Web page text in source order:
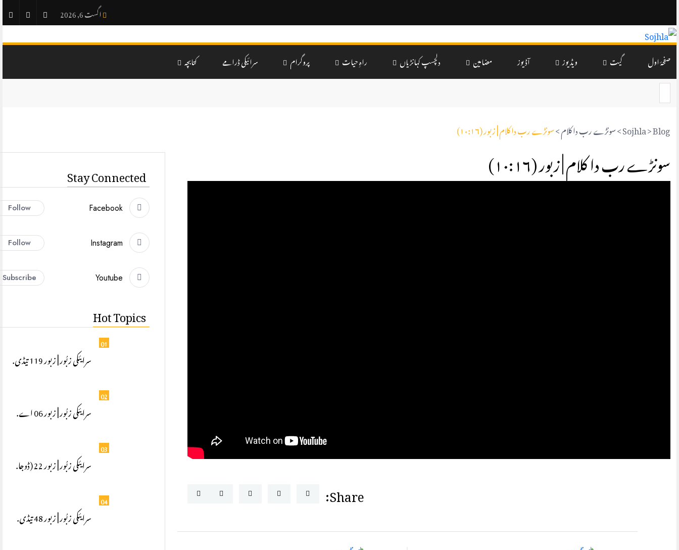
اگست 6, 2026
صفحۂ اول گیت ویڈیوز آڈیوز مضامین دلچسپ کہانڑیاں راہِ حیات پروگرام سرائیکی ڈرامے کتابچہ
Sojhla>Blog
>سونڑے رب دا کلام>سونڑے رب دا کلام | زبور (۱۰:۱۶)
سونڑے رب دا کلام | زبور (۱۰:۱۶)
Share:
Stay Connected
Facebook
Follow
Instagram
Follow
Youtube
Subscribe
Hot Topics
01
سرایئکی زبُور | زبور 119 تیڈی.
02
سرایئکی زبُور | زبور 06 اے.
03
سرایئکی زبُور | زبور 22 (ڈوجا.
04
سرایئکی زبُور | زبور 48 تیڈی.